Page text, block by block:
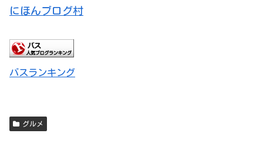
にほんブログ村
バスランキング
グルメ